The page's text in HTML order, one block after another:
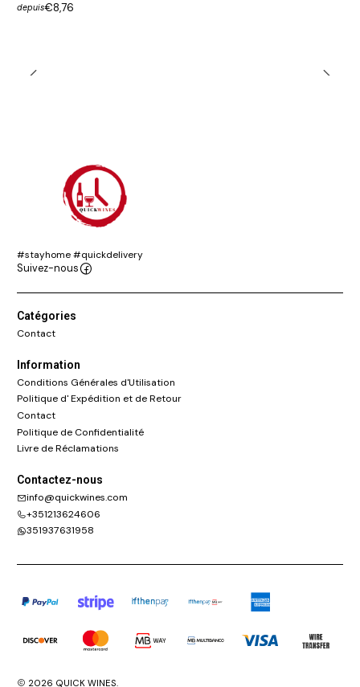
depuis€8,76
#stayhome #quickdelivery
Suivez-nous
Catégories
Contact
Information
Conditions Générales d'Utilisation
Politique d' Expédition et de Retour
Contact
Politique de Confidentialité
Livre de Réclamations
Contactez-nous
info@quickwines.com
+351213624606
351937631958
2026 QUICK WINES.